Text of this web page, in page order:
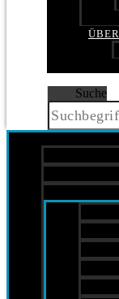
Suche